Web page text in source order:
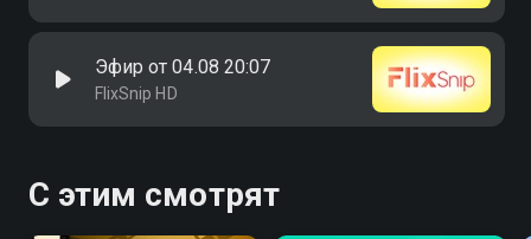
Эфир от 04.08 20:07
FlixSnip HD
С этим смотрят